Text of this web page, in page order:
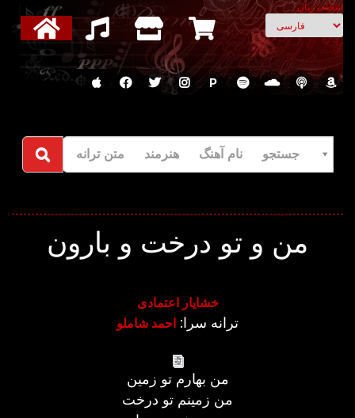
انتخاب زبان
P
جستجو نام آهنگ هنرمند متن ترانه
من و تو درخت و بارون
خشایار اعتمادی
ترانه سرا: احمد شاملو
من بهارم تو زمین
من زمینم تو درخت